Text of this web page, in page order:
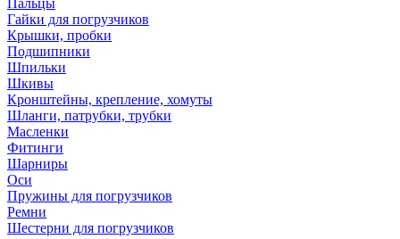
Пальцы
Гайки для погрузчиков
Крышки, пробки
Подшипники
Шпильки
Шкивы
Кронштейны, крепление, хомуты
Шланги, патрубки, трубки
Масленки
Фитинги
Шарниры
Оси
Пружины для погрузчиков
Ремни
Шестерни для погрузчиков